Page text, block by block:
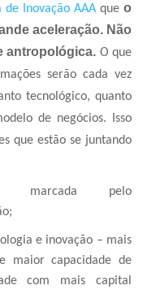
de Inovação AAA que o
aceleração. Não
antropológica. O que
serão cada vez
tecnológico, quanto
de negócios. Isso
que estão se juntando
marcada pelo
e inovação – mais
maior capacidade de
com mais capital